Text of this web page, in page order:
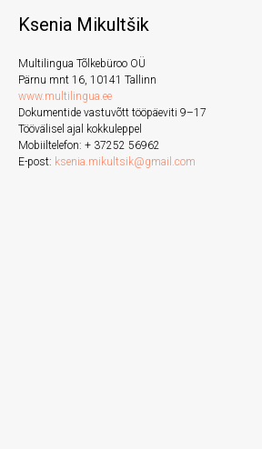
Ksenia Mikultšik
Multilingua Tõlkebüroo OÜ
Pärnu mnt 16, 10141 Tallinn
www.multilingua.ee
Dokumentide vastuvõtt tööpäeviti 9–17
Töövälisel ajal kokkuleppel
Mobiiltelefon: + 37252 56962
E-post: ksenia.mikultsik@gmail.com